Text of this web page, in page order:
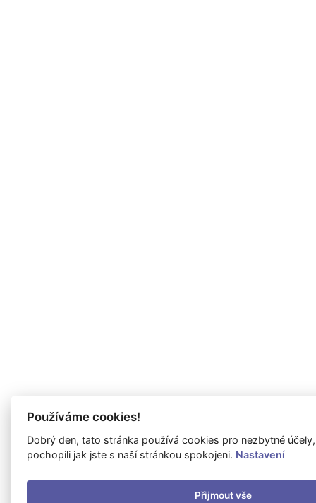
Používáme cookies!
Dobrý den, tato stránka používá cookies pro nezbytné
pochopili jak jste s naší stránkou spokojeni. Nastavení
Přijmout vše